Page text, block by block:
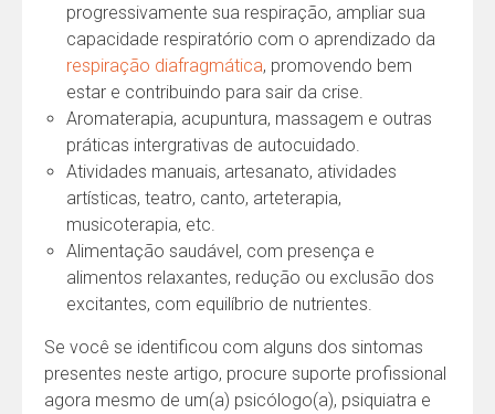
progressivamente sua respiração, ampliar sua
capacidade respiratório com o aprendizado da
respiração diafragmática, promovendo bem
estar e contribuindo para sair da crise.
Aromaterapia, acupuntura, massagem e outras
práticas intergrativas de autocuidado.
Atividades manuais, artesanato, atividades
artísticas, teatro, canto, arteterapia,
musicoterapia, etc.
Alimentação saudável, com presença e
alimentos relaxantes, redução ou exclusão dos
excitantes, com equilíbrio de nutrientes.
Se você se identificou com alguns dos sintomas
presentes neste artigo, procure suporte profissional
agora mesmo de um(a) psicólogo(a), psiquiatra e